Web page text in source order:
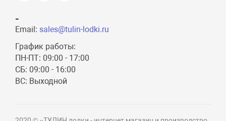
-
Email: sales@tulin-lodki.ru
График работы:
ПН-ПТ: 09:00 - 17:00
СБ: 09:00 - 16:00
ВС: Выходной